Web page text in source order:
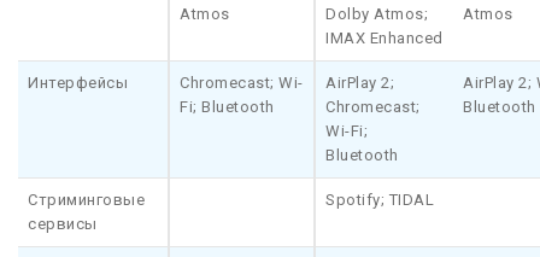
Atmos
Dolby Atmos;
IMAX Enhanced
Atmos
Интерфейсы
Chromecast; Wi-
Fi; Bluetooth
AirPlay 2;
Chromecast;
Wi-Fi;
Bluetooth
AirPlay 2;
Bluetooth
Стриминговые
сервисы
Spotify; TIDAL